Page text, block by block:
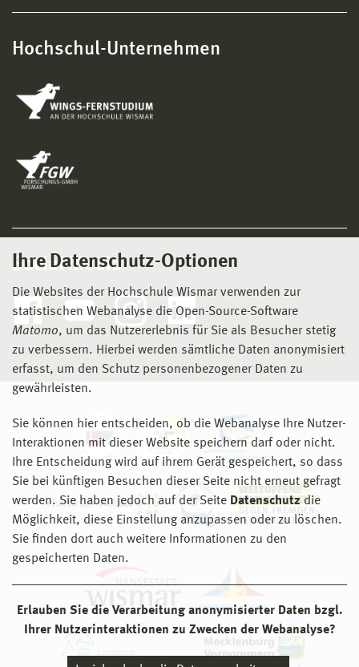
Ihre Datenschutz-Optionen
Die Websites der Hochschule Wismar verwenden zur
statistischen Webanalyse die Open-Source-Software
Matomo, um das Nutzererlebnis für Sie als Besucher stetig
zu verbessern. Hierbei werden sämtliche Daten anonymisiert
erfasst, um den Schutz personenbezogener Daten zu
gewährleisten.
Sie können hier entscheiden, ob die Webanalyse Ihre Nutzer-
Interaktionen mit dieser Website speichern darf oder nicht.
Ihre Entscheidung wird auf ihrem Gerät gespeichert, so dass
Sie bei künftigen Besuchen dieser Seite nicht erneut gefragt
werden. Sie haben jedoch auf der Seite Datenschutz die
Möglichkeit, diese Einstellung anzupassen oder zu löschen.
Sie finden dort auch weitere Informationen zu den
gespeicherten Daten.
Erlauben Sie die Verarbeitung anonymisierter Daten bzgl.
Ihrer Nutzerinteraktionen zu Zwecken der Webanalyse?
Hochschul-Unternehmen
Social Media